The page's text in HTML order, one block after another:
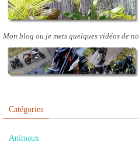
Mon blog ou je mets quelques vidéos de
Catégories
Animaux